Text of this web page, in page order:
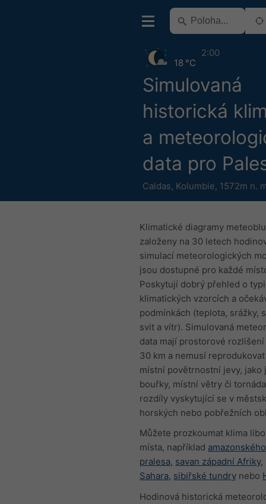
Simulovaná
historická
a
data pro
Caldas, Kolumbie, 1572m n.
18 °C
2:00
Klimatické diagramy
založeny na 30 letech
simulací meteorologických
jsou dostupné pro každé
Poskytují dobrý přehled o
klimatických vzorcích a
podmínkách (teplota, srážky,
svit a vítr). Simulovaná
data mají prostorové
30 km a nemusí
místní povětrnostní jevy, jako
bouřky, místní větry či
rozdíly vyskytující se v
horských nebo pobřežních
Můžete prozkoumat klima
místa, například
pralesa, savan západní Afriky,
Sahara, sibiřské tundry nebo
Hodinová historická